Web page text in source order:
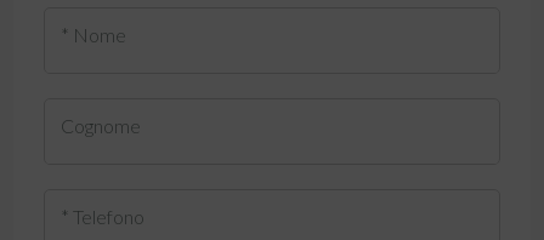
* Nome
Cognome
* Telefono